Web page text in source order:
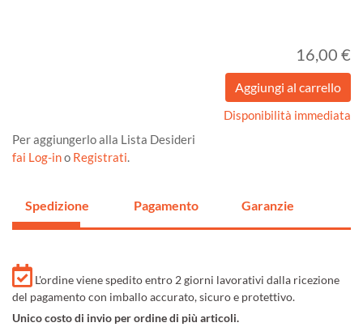
16,00 €
Disponibilità immediata
Per aggiungerlo alla Lista Desideri
fai Log-ino Registrati.
Spedizione Pagamento Garanzie
L'ordine viene spedito entro 2 giorni lavorativi dalla ricezione
del pagamento con imballo accurato, sicuro e protettivo.
Unico costo di invio per ordine di più articoli.